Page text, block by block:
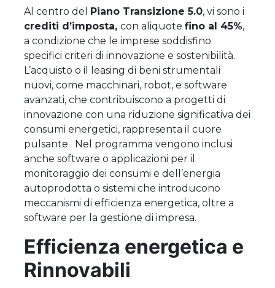
Al centro del Piano Transizione 5.0, vi sono i
crediti d’imposta, con aliquote fino al 45%,
a condizione che le imprese soddisfino
specifici criteri di innovazione e sostenibilità.
L’acquisto o il leasing di beni strumentali
nuovi, come macchinari, robot, e software
avanzati, che contribuiscono a progetti di
innovazione con una riduzione significativa dei
consumi energetici, rappresenta il cuore
pulsante. Nel programma vengono inclusi
anche software o applicazioni per il
monitoraggio dei consumi e dell’energia
autoprodotta o sistemi che introducono
meccanismi di efficienza energetica, oltre a
software per la gestione di impresa.
Efficienza energetica e
Rinnovabili